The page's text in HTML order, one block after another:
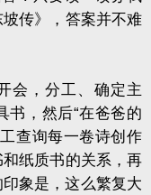
传》，答案并不难
会，分工、确定主
书，然后“在爸爸的
查询每一卷诗创作
纸质书的关系，再
象是，这么繁复大